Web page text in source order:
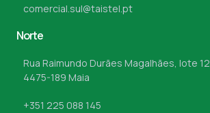
comercial.sul@taistel.pt
Norte
Rua Raimundo Durães Magalhães, lote 12
4475-189 Maia
+351 225 088 145